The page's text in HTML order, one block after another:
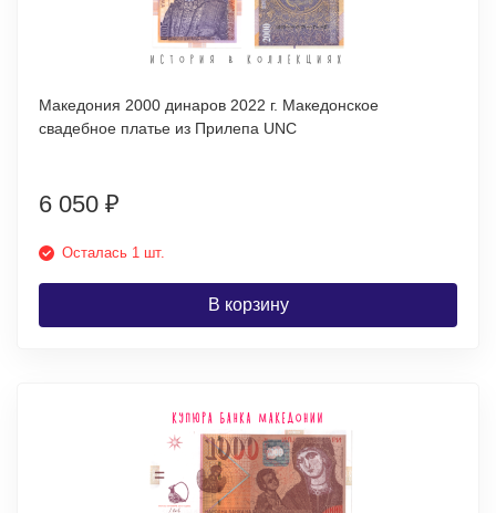
Македония 2000 динаров 2022 г. Македонское
свадебное платье из Прилепа UNC
6 050 ₽
Осталась 1 шт.
В корзину